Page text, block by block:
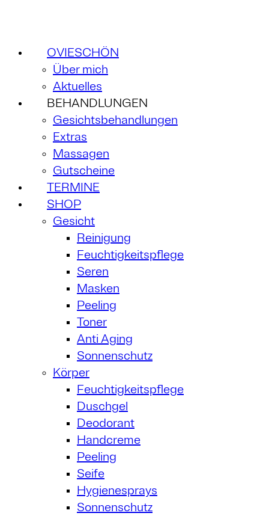
OVIESCHÖN
Über mich
Aktuelles
BEHANDLUNGEN
Gesichtsbehandlungen
Extras
Massagen
Gutscheine
TERMINE
SHOP
Gesicht
Reinigung
Feuchtigkeitspflege
Seren
Masken
Peeling
Toner
Anti Aging
Sonnenschutz
Körper
Feuchtigkeitspflege
Duschgel
Deodorant
Handcreme
Peeling
Seife
Hygienesprays
Sonnenschutz